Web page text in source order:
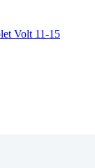
Volt 11-15